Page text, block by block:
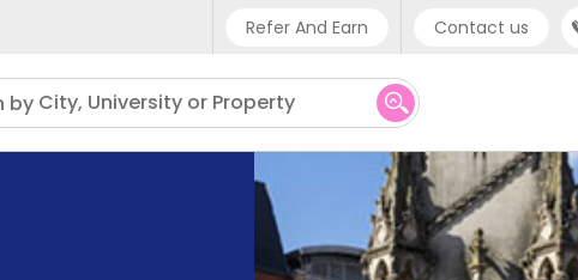
Refer And Earn Contact us
Phone support
UK - +44 (0) 20 3871 8666
IN - +91 (80) 3711 1326
US - +1 (646) 718 6172
by City, University or Property